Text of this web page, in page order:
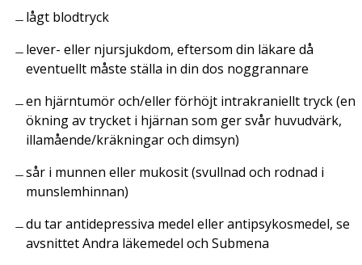
lågt blodtryck
lever- eller njursjukdom, eftersom din läkare då
eventuellt måste ställa in din dos noggrannare
en hjärntumör och/eller förhöjt intrakraniellt tryck (en
ökning av trycket i hjärnan som ger svår huvudvärk,
illamående/kräkningar och dimsyn)
sår i munnen eller mukosit (svullnad och rodnad i
munslemhinnan)
du tar antidepressiva medel eller antipsykosmedel, se
avsnittet Andra läkemedel och Submena